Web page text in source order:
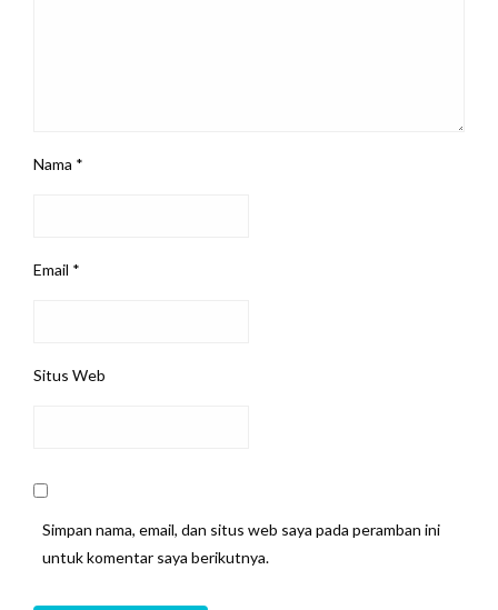
Nama *
Email *
Situs Web
Simpan nama, email, dan situs web saya pada peramban ini
untuk komentar saya berikutnya.